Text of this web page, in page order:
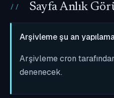
Sayfa Anlık
Arşivleme şu an
Arşivleme cron
denenecek.